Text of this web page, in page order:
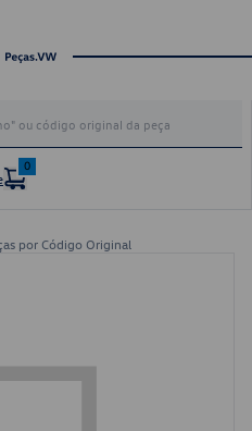
0
por Código Original